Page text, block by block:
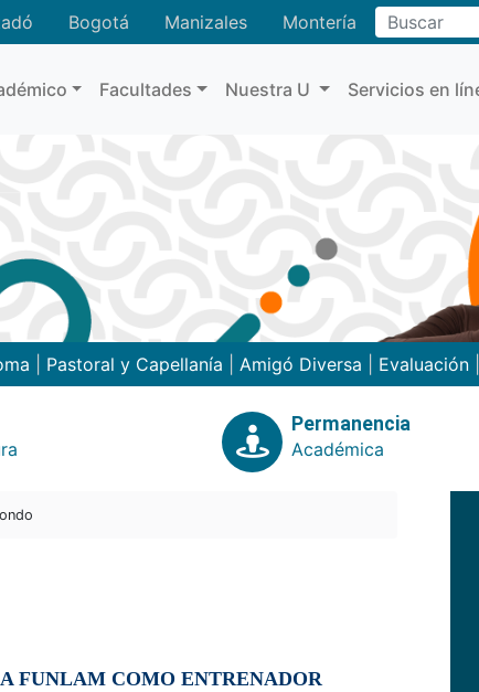
Bogotá Manizales MonteríaBuscar
Facultades Nuestra U Servicios en
Pastoral y Capellanía Amigó Diversa Evaluación
Permanencia
Académica
FUNLAM COMO ENTRENADOR